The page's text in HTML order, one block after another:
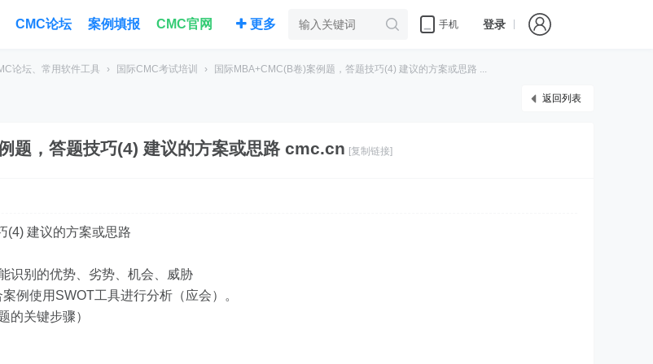
CMC论坛 案例填报 CMC官网 更多 手机 登录
论坛、常用软件工具 › 国际CMC考试培训 › 国际MBA+CMC(B卷)案例题，答题技巧(4) 建议的方案或思路 ...
返回列表
题，答题技巧(4) 建议的方案或思路 cmc.cn [复制链接]
(4) 建议的方案或思路
识别的优势、劣势、机会、威胁
使用SWOT工具进行分析（应会）。
的关键步骤）